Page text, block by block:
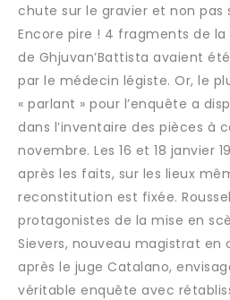
chute sur le gravier et non pas
Encore pire ! 4 fragments de
de Ghjuvan’Battista avaient
par le médecin légiste. Or, le
« parlant » pour l’enquête a
dans l’inventaire des pièces à
novembre. Les 16 et 18 janvier
après les faits, sur les lieux
reconstitution est fixée.
protagonistes de la mise en
Sievers, nouveau magistrat en
après le juge Catalano,
véritable enquête avec